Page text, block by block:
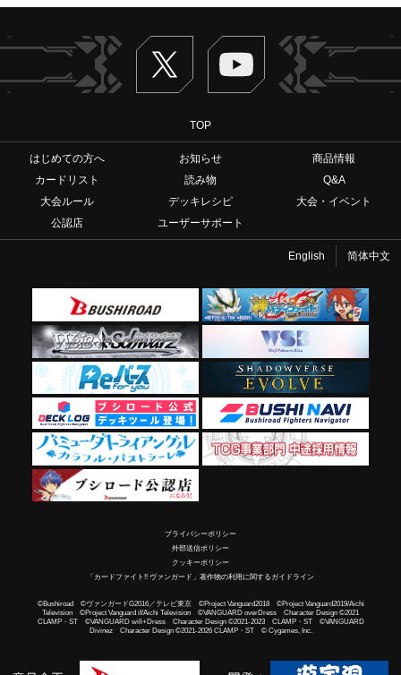
Twitter ヴァンガードch
TOP
はじめての方へ お知らせ
商品情報
カードリスト
読み物
Q&A
大会ルール
デッキレシピ
大会・イベント
公認店
ユーザーサポート
English 简体中文
プライバシーポリシー
外部送信ポリシー
クッキーポリシー
「カードファイト!! ヴァンガード」著作物の利用に関するガイドライン
©Bushiroad ©ヴァンガードG2016／テレビ東京 ©Project Vanguard2018 ©Project Vanguard2019/Aichi
Television ©Project Vanguard if/Aichi Television ©VANGUARD overDress Character Design ©2021
CLAMP・ST ©VANGUARD will+Dress Character Design ©2021-2023 CLAMP・ST ©VANGUARD
Divinez Character Design ©2021-2026 CLAMP・ST © Cygames, Inc.